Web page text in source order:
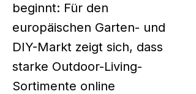
beginnt: Für den
europäischen Garten- und
DIY-Markt zeigt sich, dass
starke Outdoor-Living-
Sortimente online